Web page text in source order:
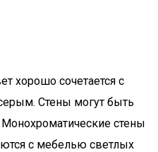
хорошо сочетается с
Стены могут быть
стены
с мебелью светлых